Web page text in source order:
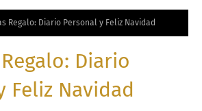
Regalo: Diario Personal y Feliz Navidad
Diario
Feliz Navidad